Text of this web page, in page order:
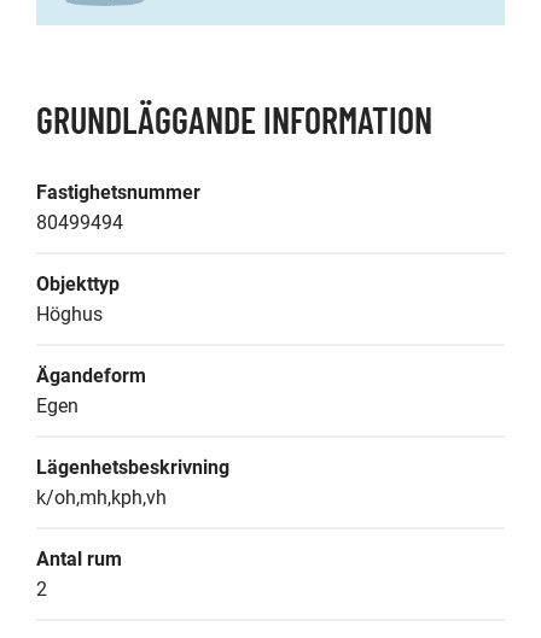
till
tjänst)
GRUNDLÄGGANDE INFORMATION
Fastighetsnummer
80499494
Objekttyp
Höghus
Ägandeform
Egen
Lägenhetsbeskrivning
k/oh,mh,kph,vh
Antal rum
2